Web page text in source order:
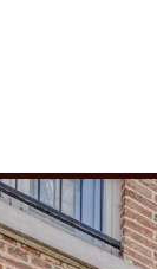
gaan